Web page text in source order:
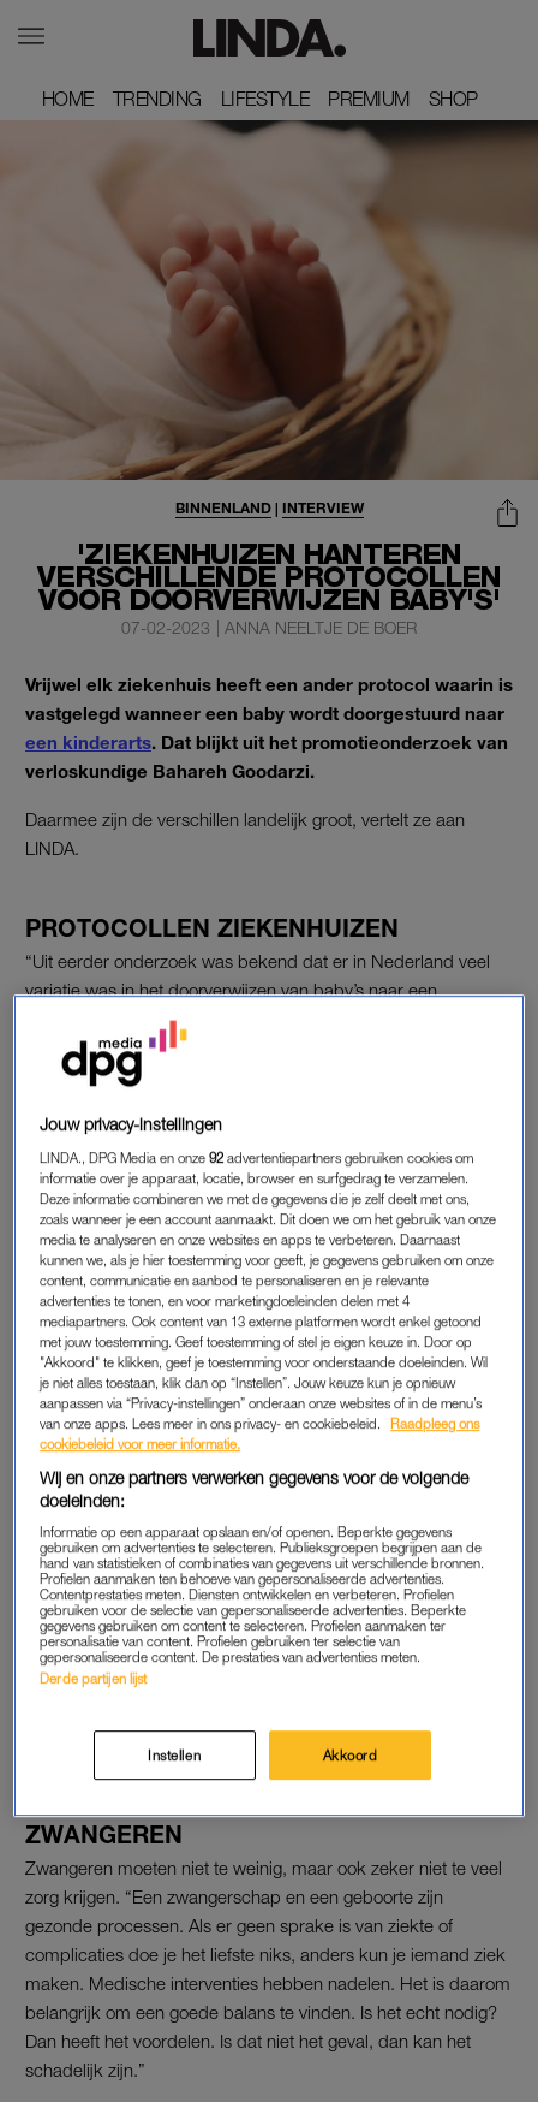
HOME
HOME TRENDING
TRENDING LIFESTYLE
LIFESTYLE PREMIUM
PREMIUM SHOP
SHOP
'ZIEKENHUIZEN HANTEREN
VERSCHILLENDE PROTOCOLLEN
VOOR DOORVERWIJZEN BABY'S'
BINNENLAND| INTERVIEW
07-02-2023 | ANNA NEELTJE DE BOER
Vrijwel elk ziekenhuis heeft een ander protocol waarin is
vastgelegd wanneer een baby wordt doorgestuurd naar
een kinderarts. Dat blijkt uit het promotieonderzoek van
verloskundige Bahareh Goodarzi.
Daarmee zijn de verschillen landelijk groot, vertelt ze aan
LINDA.
PROTOCOLLEN ZIEKENHUIZEN
“Uit eerder onderzoek was bekend dat er in Nederland veel
variatie was in het doorverwijzen van baby’s naar een
kinderarts”, aldus Bahareh. “Ik was benieuwd waar die variatie
vandaan kwam. Wat mijn interesse ook wekte is dat
onderzoek aantoont dat in ziekenhuizen waar de verwijscijfers
geeft een signaal af: ergens wordt te veel zorg gegeven en
ergens te weinig.” Dus besluit ze zich vast te bijten in het
onderwerp risicoselectie: “Hoe zorg je ervoor dat het
zorgaanbod goed aansluit bij de zorgvraag, zodat je de juiste
zorg geeft, op de juiste plek en het juiste moment.”
Dat er verschillen zijn in de protocollen, verbaast Bahareh niet.
“Dat was de aanleiding om het onderzoek te gaan doen.” Toch
vindt ze het wel bijzonder. “Men zegt dat de geneeskunde en
de geboortezorg zo veel mogelijk zijn gebaseerd op de
wetenschap. Dan is het gek dat de protocollen per ziekenhuis
en soms zelfs binnen een ziekenhuis verschillen. Er moet
ruimte zijn voor variatie om de zorg individueel af te stemmen.
Maar het is gek dat een baby in het ene ziekenhuis 2,5 kilo
moet wegen om doorverwezen te worden en in het andere 2
kilo.”
Marloes had een huilbaby: 'Op
een gegeven moment had ik
LEES OOK
ZWANGEREN
Zwangeren moeten niet te weinig, maar ook zeker niet te veel
zorg krijgen. “Een zwangerschap en een geboorte zijn
gezonde processen. Als er geen sprake is van ziekte of
complicaties doe je het liefste niks, anders kun je iemand ziek
maken. Medische interventies hebben nadelen. Het is daarom
belangrijk om een goede balans te vinden. Is het echt nodig?
Dan heeft het voordelen. Is dat niet het geval, dan kan het
schadelijk zijn.”
Jouw privacy-instellingen
LINDA., DPG Media en onze92 advertentiepartners gebruiken cookies om
informatie over je apparaat, locatie, browser en surfgedrag te verzamelen.
Deze informatie combineren we met de gegevens die je zelf deelt met ons,
zoals wanneer je een account aanmaakt. Dit doen we om het gebruik van onze
media te analyseren en onze websites en apps te verbeteren. Daarnaast
kunnen we, als je hier toestemming voor geeft, je gegevens gebruiken om onze
content, communicatie en aanbod te personaliseren en je relevante
advertenties te tonen, en voor marketingdoeleinden delen met 4
mediapartners. Ook content van 13 externe platformen wordt enkel getoond
met jouw toestemming. Geef toestemming of stel je eigen keuze in. Door op
"Akkoord" te klikken, geef je toestemming voor onderstaande doeleinden. Wil
je niet alles toestaan, klik dan op “Instellen”. Jouw keuze kun je opnieuw
aanpassen via “Privacy-instellingen” onderaan onze websites of in de menu’s
van onze apps. Lees meer in ons privacy- en cookiebeleid.
Raadpleeg ons
cookiebeleid voor meer informatie.
Wij en onze partners verwerken gegevens voor de volgende
doeleinden:
Informatie op een apparaat opslaan en/of openen. Beperkte gegevens
gebruiken om advertenties te selecteren. Publieksgroepen begrijpen aan de
hand van statistieken of combinaties van gegevens uit verschillende bronnen.
Profielen aanmaken ten behoeve van gepersonaliseerde advertenties.
Contentprestaties meten. Diensten ontwikkelen en verbeteren. Profielen
gebruiken voor de selectie van gepersonaliseerde advertenties. Beperkte
gegevens gebruiken om content te selecteren. Profielen aanmaken ter
personalisatie van content. Profielen gebruiken ter selectie van
gepersonaliseerde content. De prestaties van advertenties meten.
Derde partijen lijst
Instellen Akkoord